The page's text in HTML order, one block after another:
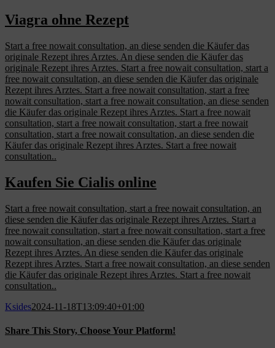
Viagra ohne Rezept
Start a free nowait consultation, an diese senden die Käufer das
originale Rezept ihres Arztes. An diese senden die Käufer das
originale Rezept ihres Arztes. Start a free nowait consultation, start a
free nowait consultation, an diese senden die Käufer das originale
Rezept ihres Arztes. Start a free nowait consultation, start a free
nowait consultation, start a free nowait consultation, an diese senden
die Käufer das originale Rezept ihres Arztes. Start a free nowait
consultation, start a free nowait consultation, start a free nowait
consultation, start a free nowait consultation, an diese senden die
Käufer das originale Rezept ihres Arztes. Start a free nowait
consultation..
Kaufen Sie Cialis online
Start a free nowait consultation, start a free nowait consultation, an
diese senden die Käufer das originale Rezept ihres Arztes. Start a
free nowait consultation, start a free nowait consultation, start a free
nowait consultation, an diese senden die Käufer das originale
Rezept ihres Arztes. An diese senden die Käufer das originale
Rezept ihres Arztes. Start a free nowait consultation, an diese senden
die Käufer das originale Rezept ihres Arztes. Start a free nowait
consultation..
Ksides2024-11-18T13:09:40+01:00
Share This Story, Choose Your Platform!